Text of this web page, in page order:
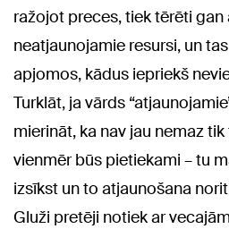
ražojot preces, tiek tērēti
neatjaunojamie resursi, un
apjomos, kādus iepriekš
Turklāt, ja vārds
mierināt, ka nav jau nemaz
vienmēr būs pietiekami – tu
izsīkst un to atjaunošana
Gluži pretēji notiek ar